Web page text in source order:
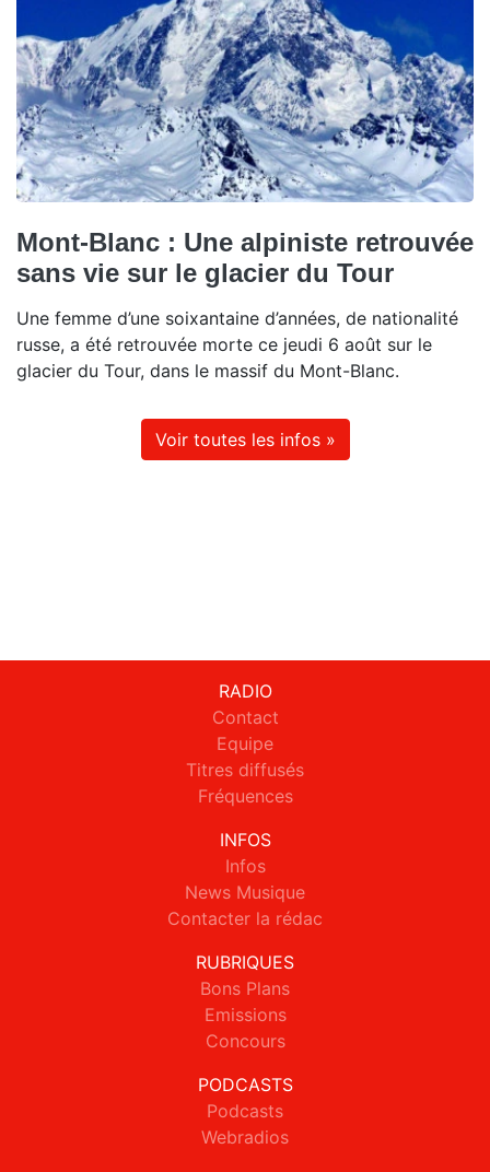
Mont-Blanc : Une alpiniste retrouvée
sans vie sur le glacier du Tour
Une femme d’une soixantaine d’années, de nationalité
russe, a été retrouvée morte ce jeudi 6 août sur le
glacier du Tour, dans le massif du Mont-Blanc.
Voir toutes les infos »
RADIO
Contact
Equipe
Titres diffusés
Fréquences
INFOS
Infos
News Musique
Contacter la rédac
RUBRIQUES
Bons Plans
Emissions
Concours
PODCASTS
Podcasts
Webradios